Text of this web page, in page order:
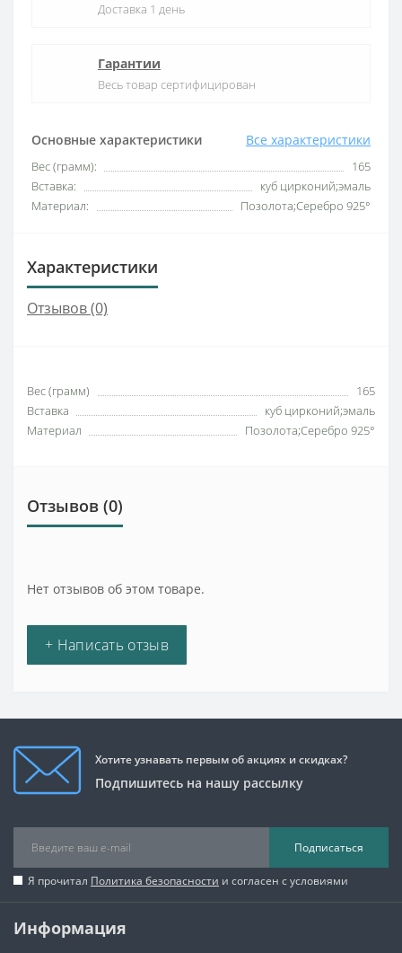
Основные характеристики Все характеристики
Вес (грамм):
165
Вставка:
куб цирконий;эмаль
Материал:
Позолота;Серебро 925°
Доставка 1 день
Гарантии
Весь товар сертифицирован
Характеристики
Отзывов (0)
Вес (грамм)
165
Вставка
куб цирконий;эмаль
Материал
Позолота;Серебро 925°
Отзывов (0)
Нет отзывов об этом товаре.
+ Написать отзыв
Хотите узнавать первым об акциях и скидках?
Подпишитесь на нашу рассылку
Подписаться
Я прочитал Политика безопасности и согласен с условиями
Информация